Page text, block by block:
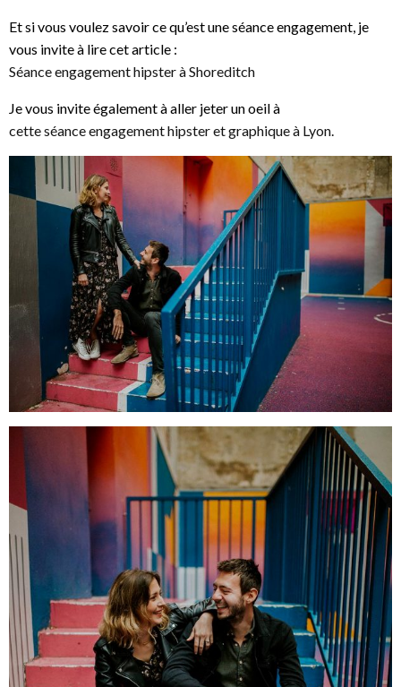
Et si vous voulez savoir ce qu’est une séance engagement, je
vous invite à lire cet article :
Séance engagement hipster à Shoreditch
Je vous invite également à aller jeter un oeil à
cette séance engagement hipster et graphique à Lyon.